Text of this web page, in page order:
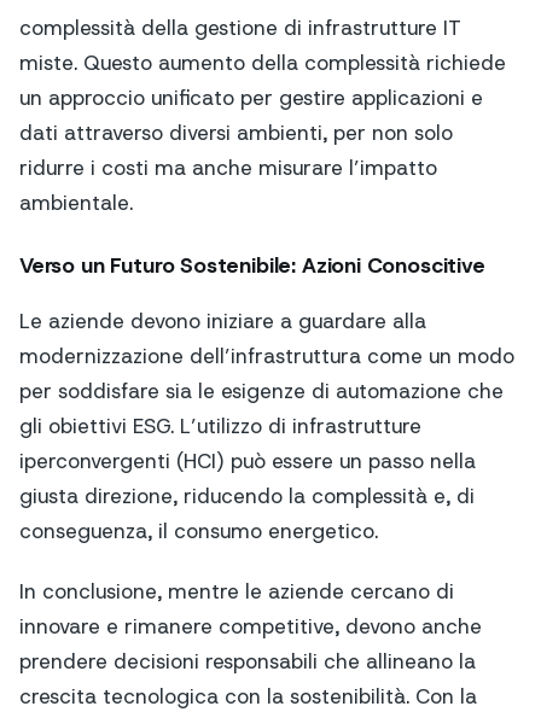
complessità della gestione di infrastrutture IT
miste. Questo aumento della complessità richiede
un approccio unificato per gestire applicazioni e
dati attraverso diversi ambienti, per non solo
ridurre i costi ma anche misurare l’impatto
ambientale.
Verso un Futuro Sostenibile: Azioni Conoscitive
Le aziende devono iniziare a guardare alla
modernizzazione dell’infrastruttura come un modo
per soddisfare sia le esigenze di automazione che
gli obiettivi ESG. L’utilizzo di infrastrutture
iperconvergenti (HCI) può essere un passo nella
giusta direzione, riducendo la complessità e, di
conseguenza, il consumo energetico.
In conclusione, mentre le aziende cercano di
innovare e rimanere competitive, devono anche
prendere decisioni responsabili che allineano la
crescita tecnologica con la sostenibilità. Con la